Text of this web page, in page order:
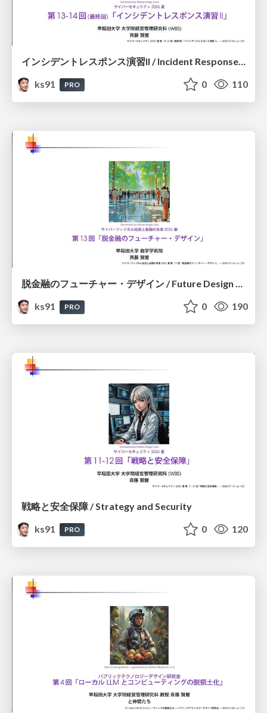
インシデントレスポンス演習II / Incident Response Exercise II
ks91
PRO 0 110
脱金融のフューチャー・デザイン / Future Design Beyond Finance
ks91
PRO 0 190
戦略と安全保障 / Strategy and Security
ks91
PRO 0 120